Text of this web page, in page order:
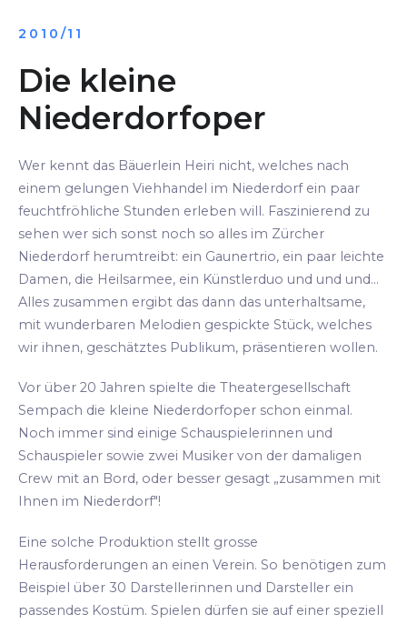
2010/11
Die kleine
Niederdorfoper
Wer kennt das Bäuerlein Heiri nicht, welches nach
einem gelungen Viehhandel im Niederdorf ein paar
feuchtfröhliche Stunden erleben will. Faszinierend zu
sehen wer sich sonst noch so alles im Zürcher
Niederdorf herumtreibt: ein Gaunertrio, ein paar leichte
Damen, die Heilsarmee, ein Künstlerduo und und und...
Alles zusammen ergibt das dann das unterhaltsame,
mit wunderbaren Melodien gespickte Stück, welches
wir ihnen, geschätztes Publikum, präsentieren wollen.
Vor über 20 Jahren spielte die Theatergesellschaft
Sempach die kleine Niederdorfoper schon einmal.
Noch immer sind einige Schauspielerinnen und
Schauspieler sowie zwei Musiker von der damaligen
Crew mit an Bord, oder besser gesagt „zusammen mit
Ihnen im Niederdorf"!
Eine solche Produktion stellt grosse
Herausforderungen an einen Verein. So benötigen zum
Beispiel über 30 Darstellerinnen und Darsteller ein
passendes Kostüm. Spielen dürfen sie auf einer speziell